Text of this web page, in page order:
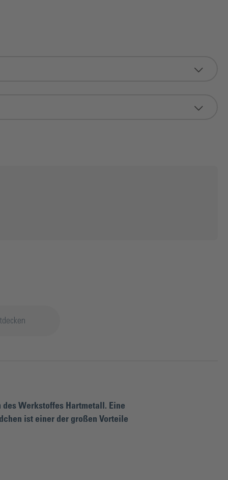
Werkstoffes Hartmetall. Eine
ist einer der großen Vorteile
Glasdicken aus. Doch nicht nur das